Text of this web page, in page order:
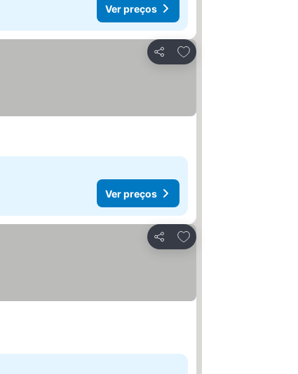
Ver preços
Partilhar
Adicionar aos favoritos
Ver preços
Partilhar
Adicionar aos favoritos